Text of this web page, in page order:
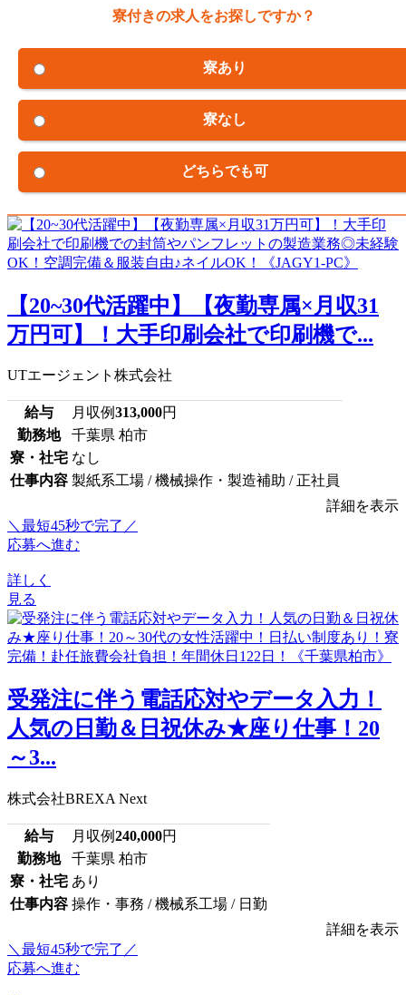
寮付きの求人をお探しですか？
寮あり
寮なし
どちらでも可
【20~30代活躍中】【夜勤専属×月収31
万円可】！大手印刷会社で印刷機で...
UTエージェント株式会社
給与 月収例313,000円
勤務地
千葉県 柏市
寮・社宅 なし
仕事内容 製紙系工場 / 機械操作・製造補助 / 正社員
詳細を表示
＼最短45秒で完了／
応募へ進む
詳しく
見る
受発注に伴う電話応対やデータ入力！
人気の日勤＆日祝休み★座り仕事！20
～3...
株式会社BREXA Next
給与 月収例240,000円
勤務地
千葉県 柏市
寮・社宅 あり
仕事内容 操作・事務 / 機械系工場 / 日勤
詳細を表示
＼最短45秒で完了／
応募へ進む